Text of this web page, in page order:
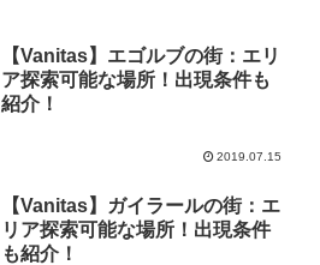
【Vanitas】エゴルブの街：エリ
ア探索可能な場所！出現条件も
紹介！
2019.07.15
【Vanitas】ガイラールの街：エ
リア探索可能な場所！出現条件
も紹介！